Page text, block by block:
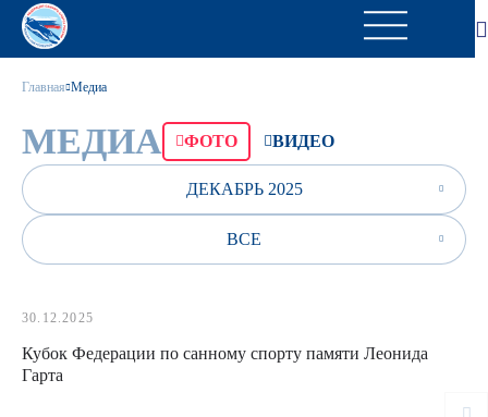
Главная Медиа
МЕДИА ФОТО ВИДЕО
ДЕКАБРЬ 2025
ВСЕ
30.12.2025
Кубок Федерации по санному спорту памяти Леонида
Гарта